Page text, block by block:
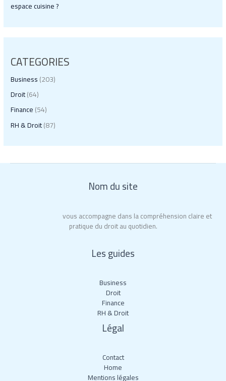
espace cuisine ?
CATEGORIES
Business(203)
Droit(64)
Finance(54)
RH & Droit(87)
Nom du site
vous accompagne dans la compréhension claire et
pratique du droit au quotidien.
Les guides
Business
Droit
Finance
RH & Droit
Légal
Contact
Home
Mentions légales